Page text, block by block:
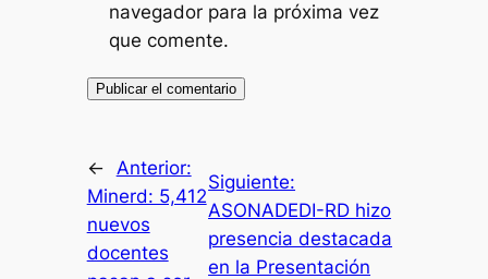
navegador para la próxima vez
que comente.
← Anterior:
Minerd: 5,412
nuevos
docentes
Siguiente:
ASONADEDI-RD hizo
presencia destacada
en la Presentación